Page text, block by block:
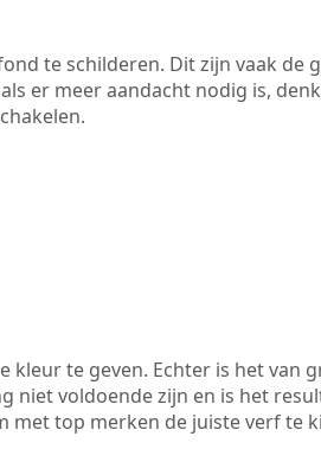
te schilderen. Dit zijn vaak de
er meer aandacht nodig is,
kleur te geven. Echter is het van
niet voldoende zijn en is het
top merken de juiste verf te